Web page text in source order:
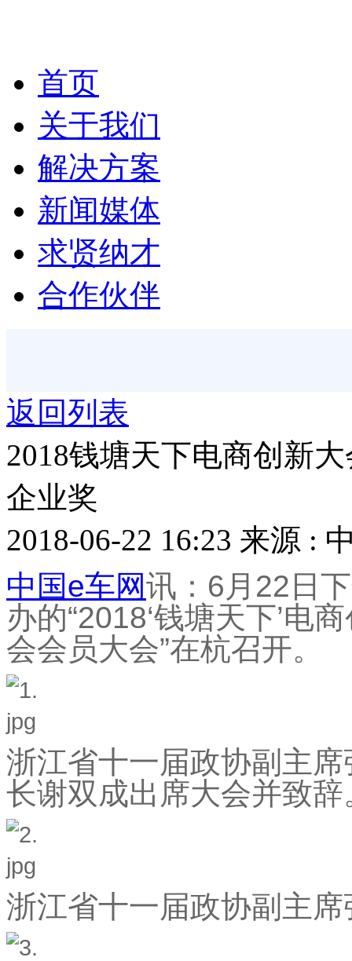
首页
关于我们
解决方案
新闻媒体
求贤纳才
合作伙伴
返回列表
2018钱塘天下电商创新
企业奖
2018-06-22 16:23 来源 :
中国e车网讯：6月22日
办的“2018‘钱塘天下’电
会会员大会”在杭召开。
浙江省十一届政协副主
长谢双成出席大会并致辞
浙江省十一届政协副主